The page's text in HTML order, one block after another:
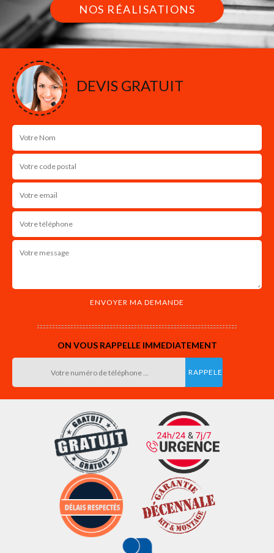
NOS RÉALISATIONS
DEVIS GRATUIT
ON VOUS RAPPELLE IMMEDIATEMENT